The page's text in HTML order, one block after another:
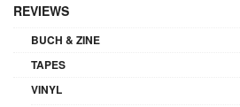
REVIEWS
BUCH & ZINE
TAPES
VINYL